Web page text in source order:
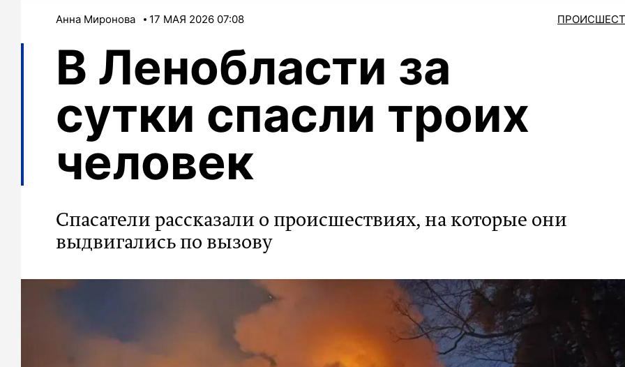
Анна Миронова 17 МАЯ 2026 07:08
В Ленобласти за
сутки спасли троих
человек
Спасатели рассказали о происшествиях, на которые они
выдвигались по вызову